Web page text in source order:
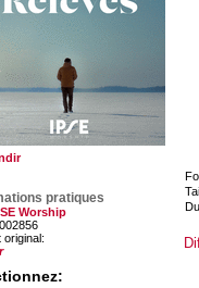
pratiques
Worship
original: